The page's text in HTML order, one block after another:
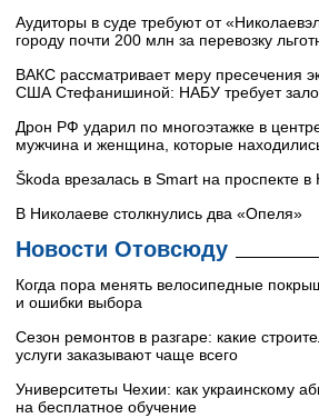
Аудиторы в суде требуют от
городу почти 200 млн за перевозку
ВАКС рассматривает меру пресечения
США Стефанишиной: НАБУ требует
Дрон РФ ударил по многоэтажке в
мужчина и женщина, которые
Škoda врезалась в Smart на проспекте в
В Николаеве столкнулись два «Опеля»
Новости Отовсюду
Когда пора менять велосипедные
и ошибки выбора
Сезон ремонтов в разгаре: какие
услуги заказывают чаще всего
Университеты Чехии: как украинскому
на бесплатное обучение